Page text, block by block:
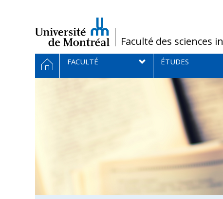
/Faculté des sciences
Navigation
principale
ACCUEIL
FACULTÉ ÉTUDES